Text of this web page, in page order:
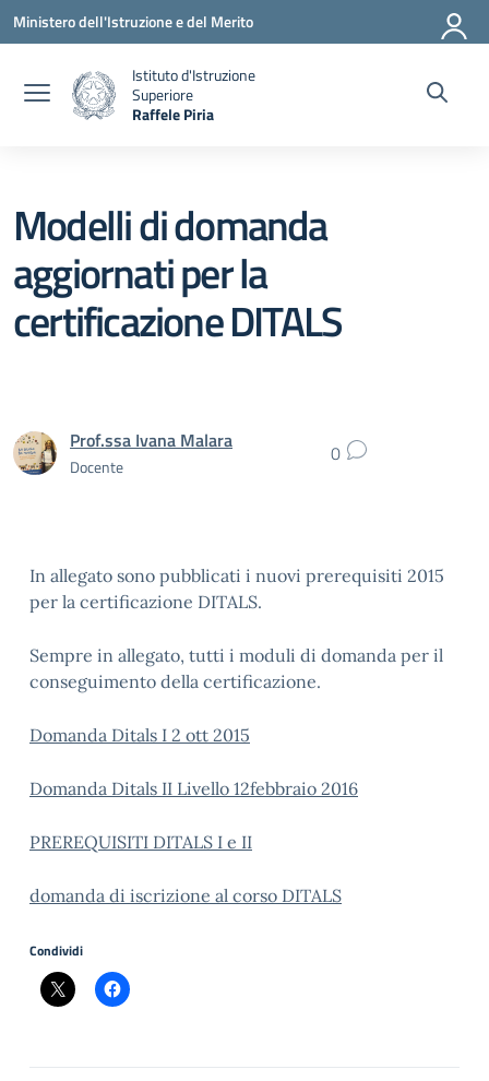
Vai ai contenuti
Vai al menu di navigazione
Vai al footer
Ministero dell'Istruzione e del Merito
Istituto d'Istruzione
Superiore
Raffele Piria
Modelli di domanda
aggiornati per la
certificazione DITALS
Prof.ssa Ivana Malara
Docente 0
In allegato sono pubblicati i nuovi prerequisiti 2015
per la certificazione DITALS.
Sempre in allegato, tutti i moduli di domanda per il
conseguimento della certificazione.
Domanda Ditals I 2 ott 2015
Domanda Ditals II Livello 12febbraio 2016
PREREQUISITI DITALS I e II
domanda di iscrizione al corso DITALS
Condividi